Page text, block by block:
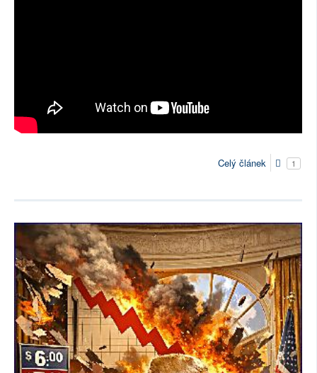
Celý článek 1